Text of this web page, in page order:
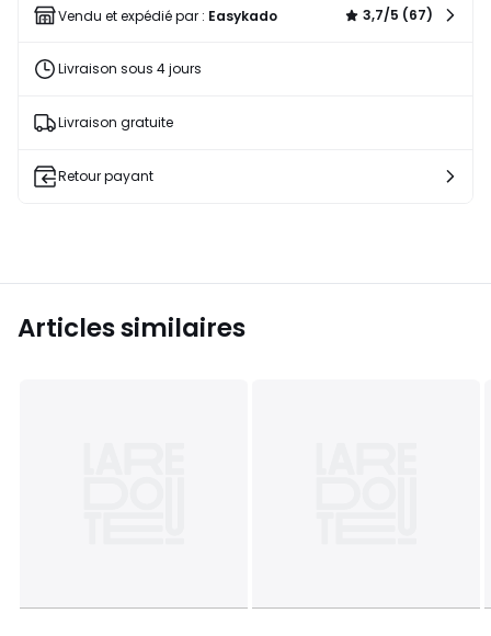
liste
Vendu et expédié par : Easykado 3,7/5 (67)
Livraison sous 4 jours
Livraison gratuite
Retour payant
Articles similaires